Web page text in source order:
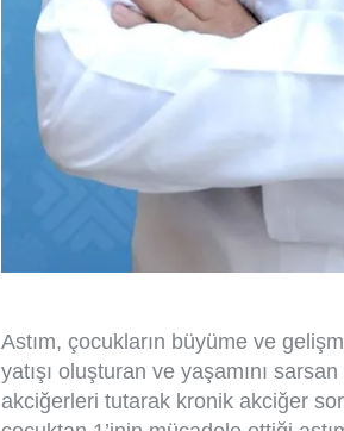
Astım, çocukların büyüme ve
yatışı oluşturan ve yaşamını
akciğerleri tutarak kronik akciğer